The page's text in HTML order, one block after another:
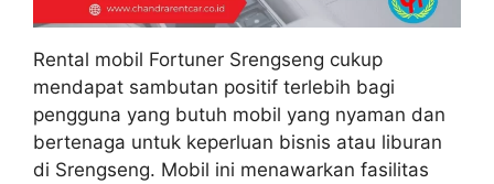
Rental mobil Fortuner Srengseng cukup
mendapat sambutan positif terlebih bagi
pengguna yang butuh mobil yang nyaman dan
bertenaga untuk keperluan bisnis atau liburan
di Srengseng. Mobil ini menawarkan fasilitas